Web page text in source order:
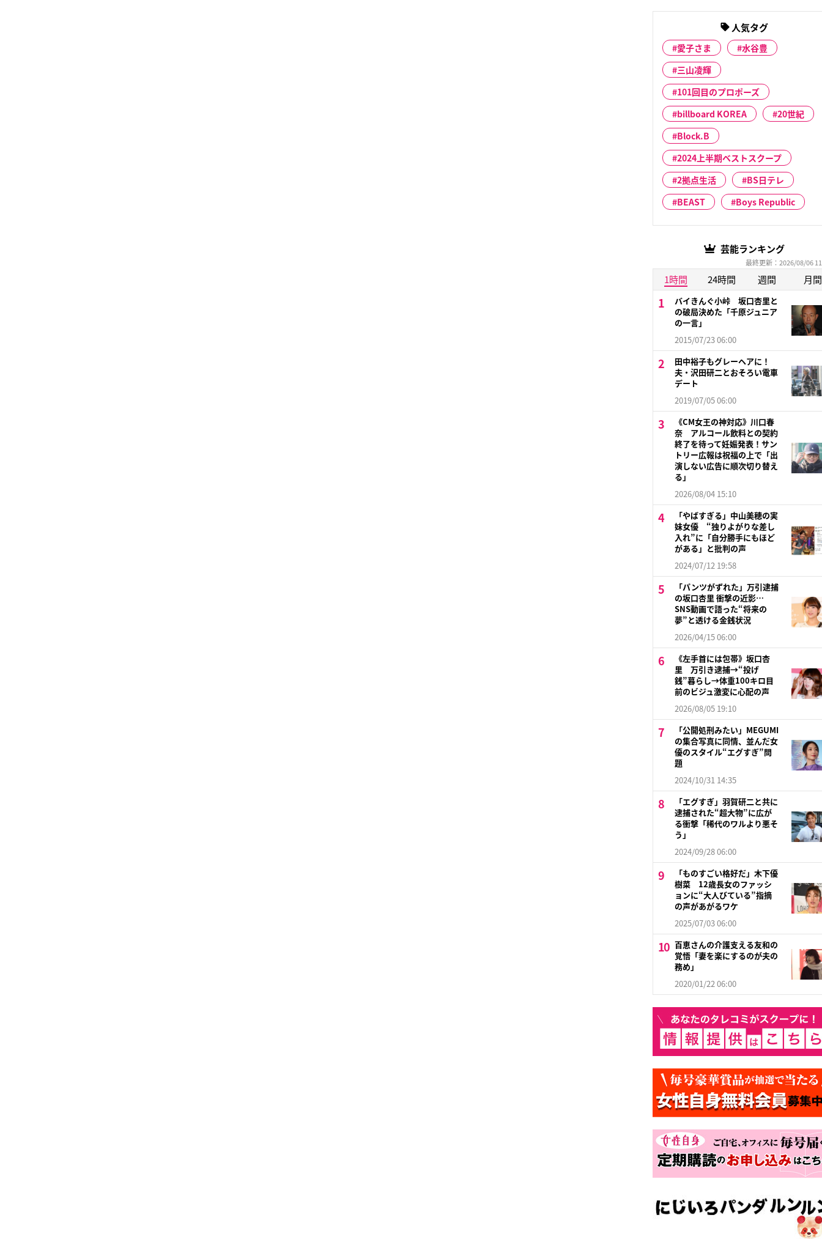
人気タグ
愛子さま
水谷豊
三山凌輝
101回目のプロポーズ
billboard KOREA
20世紀
Block.B
2024上半期ベストスクープ
2拠点生活
BS日テレ
BEAST
Boys Republic
芸能ランキング
最終更新：2026/08/06
1時間 24時間 週間 月間
バイきんぐ小峠 坂口杏里と
の破局決めた「千原ジュニア
の一言」
2015/07/23 06:00
田中裕子もグレーヘアに！
夫・沢田研二とおそろい電車
デート
2019/07/05 06:00
《CM女王の神対応》川口春
奈 アルコール飲料との契約
終了を待って妊娠発表！サン
トリー広報は祝福の上で「出
演しない広告に順次切り替え
る」
2026/08/04 15:10
「やばすぎる」中山美穂の実
妹女優 “独りよがりな差し
入れ”に「自分勝手にもほど
がある」と批判の声
2024/07/12 19:58
「パンツがずれた」万引逮捕
の坂口杏里 衝撃の近影…
SNS動画で語った“将来の
夢”と透ける金銭状況
2026/04/15 06:00
《左手首には包帯》坂口杏
里 万引き逮捕→“投げ
銭”暮らし→体重100キロ目
前のビジュ激変に心配の声
2026/08/05 19:10
「公開処刑みたい」MEGUMI
の集合写真に同情、並んだ女
優のスタイル“エグすぎ”問
題
2024/10/31 14:35
「エグすぎ」羽賀研二と共に
逮捕された“超大物”に広が
る衝撃「稀代のワルより悪そ
う」
2024/09/28 06:00
「ものすごい格好だ」木下優
樹菜 12歳長女のファッシ
ョンに“大人びている”指摘
の声があがるワケ
2025/07/03 06:00
百恵さんの介護支える友和の
覚悟「妻を楽にするのが夫の
務め」
2020/01/22 06:00